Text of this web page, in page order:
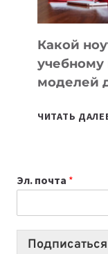
Какой
учебному
моделей
ЧИТАТЬ
Эл. почта *
Подписаться